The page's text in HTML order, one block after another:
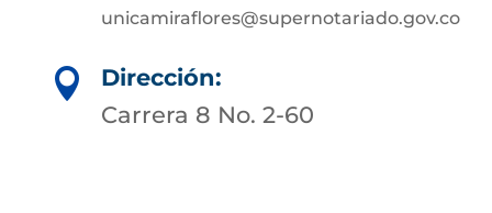
unicamiraflores@supernotariado.gov.co

Dirección:
Carrera 8 No. 2-60